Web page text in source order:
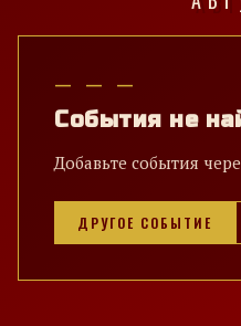
— — —
События не
Добавьте события
ДРУГОЕ СОБЫТИЕ